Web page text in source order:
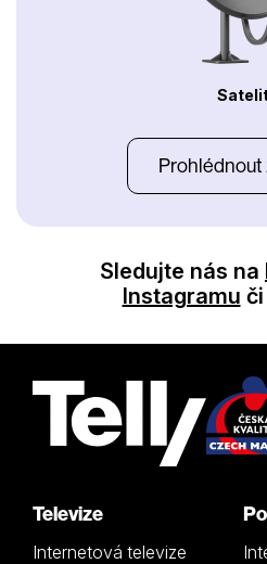
Prohlédnout
Sledujte nás na
Instagramu či
Televize
Internetová televize